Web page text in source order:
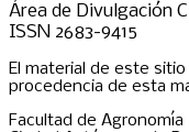
Área de Divulgación
ISSN 2683-9415
El material de este
procedencia de esta
Facultad de Agronomía